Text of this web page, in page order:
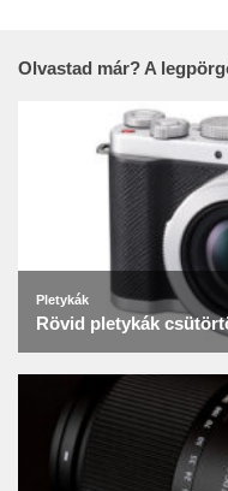
Olvastad már? A